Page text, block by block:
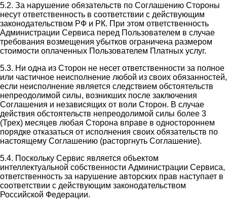
5.2. За нарушение обязательств по Соглашению Стороны
несут ответственность в соответствии с действующим
законодательством РФ и РК. При этом ответственность
Администрации Сервиса перед Пользователем в случае
требования возмещения убытков ограничена размером
стоимости оплаченных Пользователем Платных услуг.
5.3. Ни одна из Сторон не несет ответственности за полное
или частичное неисполнение любой из своих обязанностей,
если неисполнение является следствием обстоятельств
непреодолимой силы, возникших после заключения
Соглашения и независящих от воли Сторон. В случае
действия обстоятельств непреодолимой силы более 3
(Трех) месяцев любая Сторона вправе в одностороннем
порядке отказаться от исполнения своих обязательств по
настоящему Соглашению (расторгнуть Соглашение).
5.4. Поскольку Сервис является объектом
интеллектуальной собственности Администрации Сервиса,
ответственность за нарушение авторских прав наступает в
соответствии с действующим законодательством
Российской Федерации.